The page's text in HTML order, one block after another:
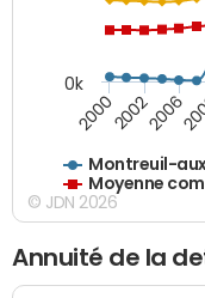
Montreuil-
Moyenne
200020022006
0k
© JDN 2026
Annuité de la